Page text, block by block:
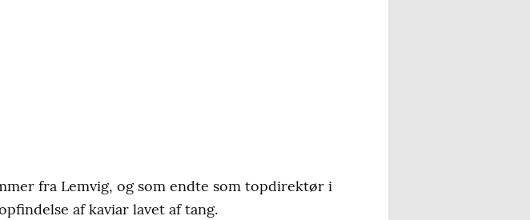
fra Lemvig, og som endte som topdirektør i
af kaviar lavet af tang.